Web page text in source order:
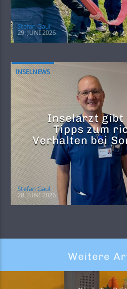
Stefan Gaul
29. JUNI 2026
INSELNEWS
Inselarzt gibt
Tipps zum
Verhalten bei
Stefan Gaul
28. JUNI 2026
Weitere